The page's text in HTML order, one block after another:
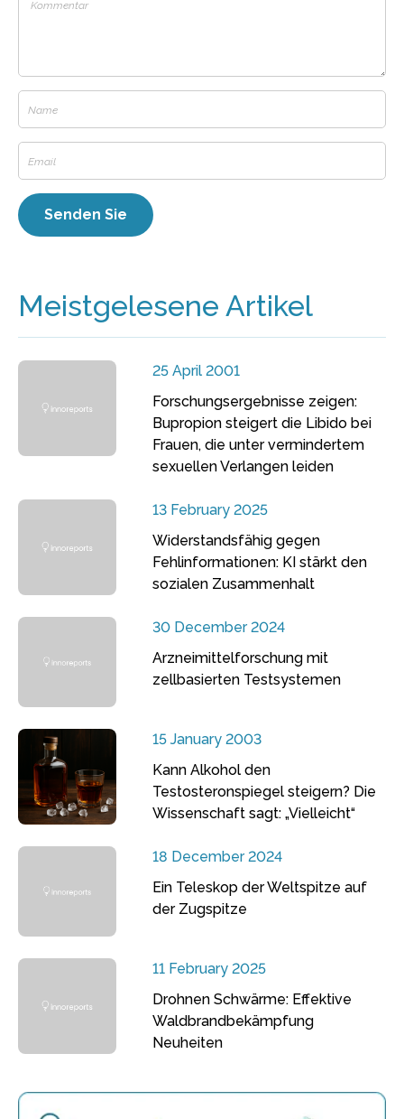
Meistgelesene Artikel
25 April 2001
Forschungsergebnisse zeigen:
Bupropion steigert die Libido bei
Frauen, die unter vermindertem
sexuellen Verlangen leiden
13 February 2025
Widerstandsfähig gegen
Fehlinformationen: KI stärkt den
sozialen Zusammenhalt
30 December 2024
Arzneimittelforschung mit
zellbasierten Testsystemen
15 January 2003
Kann Alkohol den
Testosteronspiegel steigern? Die
Wissenschaft sagt: „Vielleicht“
18 December 2024
Ein Teleskop der Weltspitze auf
der Zugspitze
11 February 2025
Drohnen Schwärme: Effektive
Waldbrandbekämpfung
Neuheiten